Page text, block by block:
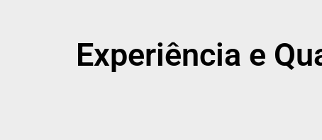
Experiência e